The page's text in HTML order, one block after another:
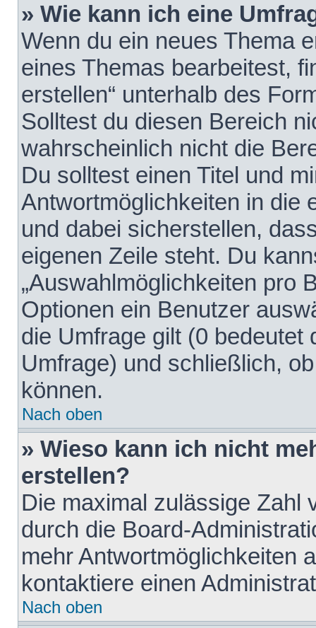
» Wie kann ich eine
Wenn du ein neues Thema
eines Themas bearbeitest,
erstellen“ unterhalb des
Solltest du diesen Bereich
wahrscheinlich nicht die
Du solltest einen Titel und
Antwortmöglichkeiten in die
und dabei sicherstellen,
eigenen Zeile steht. Du
„Auswahlmöglichkeiten pro
Optionen ein Benutzer
die Umfrage gilt (0 bedeutet
Umfrage) und schließlich,
können.
Nach oben
» Wieso kann ich nicht
erstellen?
Die maximal zulässige Zahl
durch die Board-
mehr Antwortmöglichkeiten
kontaktiere einen
Nach oben